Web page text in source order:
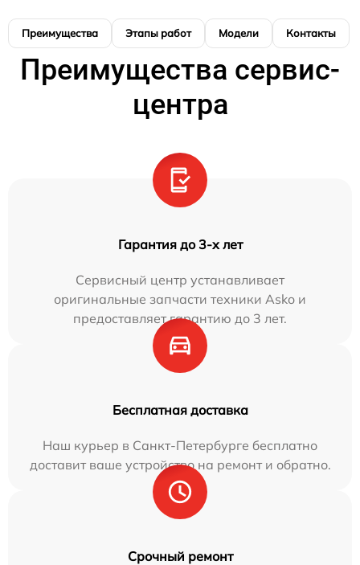
Преимущества Этапы работ Модели Контакты
Преимущества сервис-
центра
Гарантия до 3-х лет
Сервисный центр устанавливает
оригинальные запчасти техники Asko и
предоставляет гарантию до 3 лет.
Бесплатная доставка
Наш курьер в Санкт-Петербурге бесплатно
доставит ваше устройство на ремонт и обратно.
Срочный ремонт